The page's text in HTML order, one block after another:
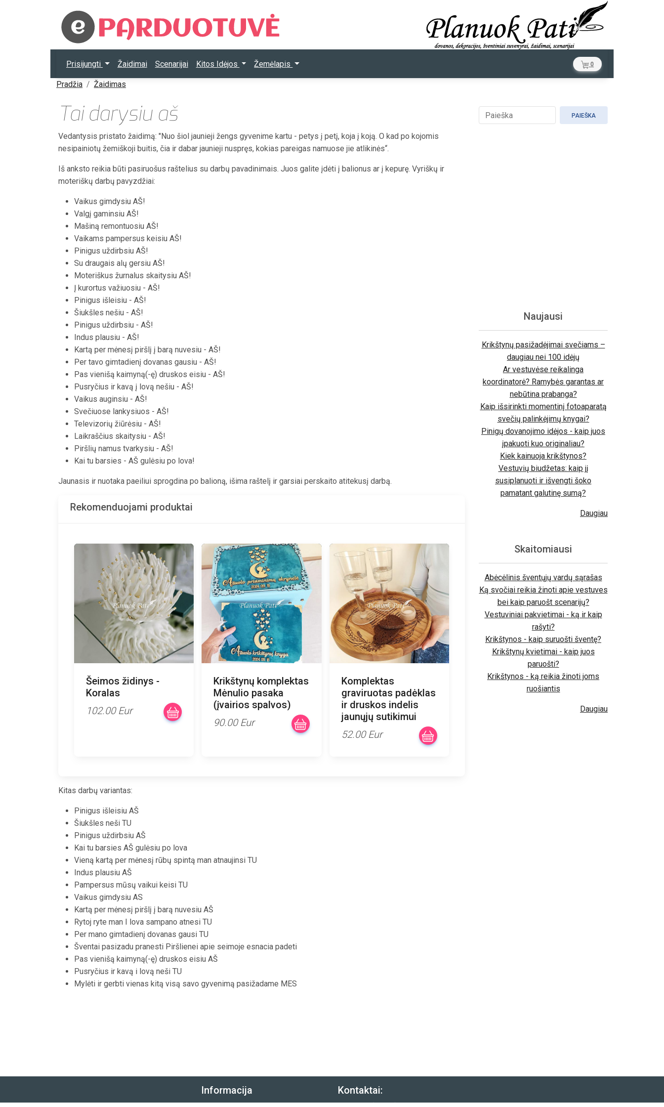
Prisijungti Žaidimai Scenarijai Kitos Idėjos Žemėlapis 0
Pradžia Žaidimas
Tai darysiu aš
Vedantysis pristato žaidimą: "Nuo šiol jaunieji žengs gyvenime kartu - petys į petį, koja į koją. O kad po kojomis
nesipainiotų žemiškoji buitis, čia ir dabar jaunieji nuspręs, kokias pareigas namuose jie atlikinės“.
Iš anksto reikia būti pasiruošus raštelius su darbų pavadinimais. Juos galite įdėti į balionus ar į kepurę. Vyriškų ir
moteriškų darbų pavyzdžiai:
Vaikus gimdysiu AŠ!
Valgį gaminsiu AŠ!
Mašiną remontuosiu AŠ!
Vaikams pampersus keisiu AŠ!
Pinigus uždirbsiu AŠ!
Su draugais alų gersiu AŠ!
Moteriškus žurnalus skaitysiu AŠ!
Į kurortus važiuosiu - AŠ!
Pinigus išleisiu - AŠ!
Šiukšles nešiu - AŠ!
Pinigus uždirbsiu - AŠ!
Indus plausiu - AŠ!
Kartą per mėnesį piršlį į barą nuvesiu - AŠ!
Per tavo gimtadienį dovanas gausiu - AŠ!
Pas vienišą kaimyną(-ę) druskos eisiu - AŠ!
Pusryčius ir kavą į lovą nešiu - AŠ!
Vaikus auginsiu - AŠ!
Svečiuose lankysiuos - AŠ!
Televizorių žiūrėsiu - AŠ!
Laikraščius skaitysiu - AŠ!
Piršlių namus tvarkysiu - AŠ!
Kai tu barsies - AŠ gulėsiu po lova!
Jaunasis ir nuotaka paeiliui sprogdina po balioną, išima raštelį ir garsiai perskaito atitekusį darbą.
Rekomenduojami produktai
Šeimos židinys -
Koralas
102.00 Eur
Krikštynų komplektas
Mėnulio pasaka
(įvairios spalvos)
90.00 Eur
Komplektas
graviruotas padėklas
ir druskos indelis
jaunųjų sutikimui
52.00 Eur
Kitas darbų variantas:
Pinigus išleisiu AŠ
Šiukšles neši TU
Pinigus uždirbsiu AŠ
Kai tu barsies AŠ gulėsiu po lova
Vieną kartą per mėnesį rūbų spintą man atnaujinsi TU
Indus plausiu AŠ
Pampersus mūsų vaikui keisi TU
Vaikus gimdysiu AS
Kartą per mėnesį piršlį į barą nuvesiu AŠ
Rytoj ryte man I lova sampano atnesi TU
Per mano gimtadienį dovanas gausi TU
Šventai pasizadu pranesti Piršlienei apie seimoje esnacia padeti
Pas vienišą kaimyną(-ę) druskos eisiu AŠ
Pusryčius ir kavą i lovą neši TU
Mylėti ir gerbti vienas kitą visą savo gyvenimą pasižadame MES
PAIEŠKA
Naujausi
Krikštynų pasižadėjimai svečiams –
daugiau nei 100 idėjų
Ar vestuvėse reikalinga
koordinatorė? Ramybės garantas ar
nebūtina prabanga?
Kaip išsirinkti momentinį fotoaparatą
svečių palinkėjimų knygai?
Pinigų dovanojimo idėjos - kaip juos
įpakuoti kuo originaliau?
Kiek kainuoja krikštynos?
Vestuvių biudžetas: kaip jį
susiplanuoti ir išvengti šoko
pamatant galutinę sumą?
Daugiau
Skaitomiausi
Abėcėlinis šventųjų vardų sąrašas
Ką svočiai reikia žinoti apie vestuves
bei kaip paruošt scenarijų?
Vestuviniai pakvietimai - ką ir kaip
rašyti?
Krikštynos - kaip suruošti šventę?
Krikštynų kvietimai - kaip juos
paruošti?
Krikštynos - ką reikia žinoti joms
ruošiantis
Daugiau
Informacija Kontaktai: